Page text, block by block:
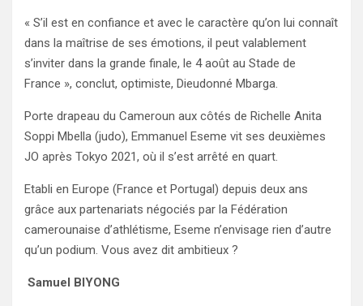
« S’il est en confiance et avec le caractère qu’on lui connaît
dans la maîtrise de ses émotions, il peut valablement
s’inviter dans la grande finale, le 4 août au Stade de
France », conclut, optimiste, Dieudonné Mbarga.
Porte drapeau du Cameroun aux côtés de Richelle Anita
Soppi Mbella (judo), Emmanuel Eseme vit ses deuxièmes
JO après Tokyo 2021, où il s’est arrêté en quart.
Etabli en Europe (France et Portugal) depuis deux ans
grâce aux partenariats négociés par la Fédération
camerounaise d’athlétisme, Eseme n’envisage rien d’autre
qu’un podium. Vous avez dit ambitieux ?
Samuel BIYONG